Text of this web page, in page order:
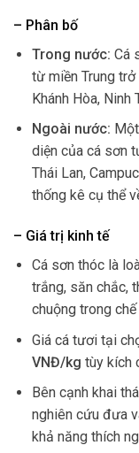
– Phân bố
Trong nước: Cá
từ miền Trung
Khánh Hòa, Ninh
Ngoài nước:
diện của cá sơn
Thái Lan,
thống kê cụ thể
– Giá trị kinh tế
Cá sơn thóc là
trắng, săn chắc,
chuộng trong
Giá cá tươi tại
VNĐ/kg tùy kích
Bên cạnh khai
nghiên cứu đưa
khả năng thích